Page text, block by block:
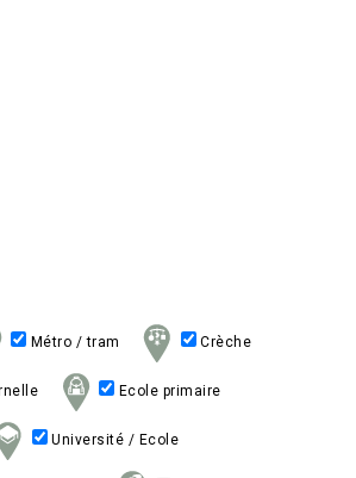
Métro / tram Crèche
Ecole primaire
Université / Ecole